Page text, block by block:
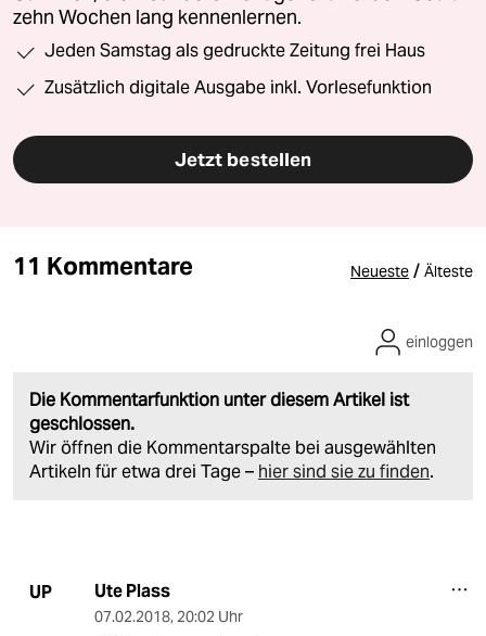
zehn Wochen lang kennenlernen.
Jeden Samstag als gedruckte Zeitung frei Haus
Zusätzlich digitale Ausgabe inkl. Vorlesefunktion
Jetzt bestellen
11 Kommentare Neueste / Älteste
Die Kommentarfunktion unter diesem Artikel ist
geschlossen.
Wir öffnen die Kommentarspalte bei ausgewählten
Artikeln für etwa drei Tage – hier sind sie zu finden.
einloggen
UP Ute Plass
07.02.2018, 20:02 Uhr